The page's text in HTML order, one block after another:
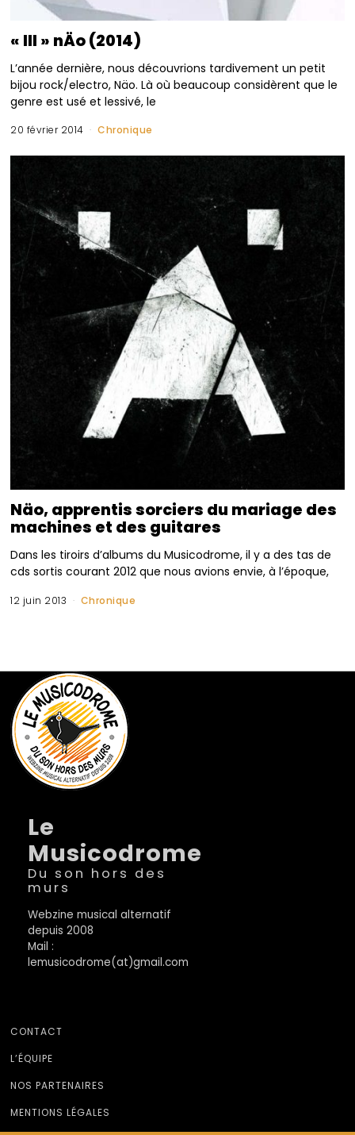
« III » nÄo (2014)
L’année dernière, nous découvrions tardivement un petit
bijou rock/electro, Näo. Là où beaucoup considèrent que le
genre est usé et lessivé, le
20 février 2014 Chronique
Näo, apprentis sorciers du mariage des
machines et des guitares
Dans les tiroirs d’albums du Musicodrome, il y a des tas de
cds sortis courant 2012 que nous avions envie, à l’époque,
12 juin 2013 Chronique
Le
Musicodrome
Du son hors des
murs
Webzine musical alternatif
depuis 2008
Mail :
lemusicodrome(at)gmail.com
CONTACT
L’ÉQUIPE
NOS PARTENAIRES
MENTIONS LÉGALES